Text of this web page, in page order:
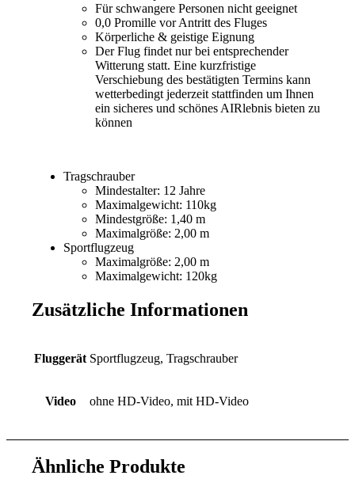
Für schwangere Personen nicht geeignet
0,0 Promille vor Antritt des Fluges
Körperliche & geistige Eignung
Der Flug findet nur bei entsprechender
Witterung statt. Eine kurzfristige
Verschiebung des bestätigten Termins kann
wetterbedingt jederzeit stattfinden um Ihnen
ein sicheres und schönes AIRlebnis bieten zu
können
Tragschrauber
Mindestalter: 12 Jahre
Maximalgewicht: 110kg
Mindestgröße: 1,40 m
Maximalgröße: 2,00 m
Sportflugzeug
Maximalgröße: 2,00 m
Maximalgewicht: 120kg
Zusätzliche Informationen
Fluggerät Sportflugzeug, Tragschrauber
Video ohne HD-Video, mit HD-Video
Ähnliche Produkte